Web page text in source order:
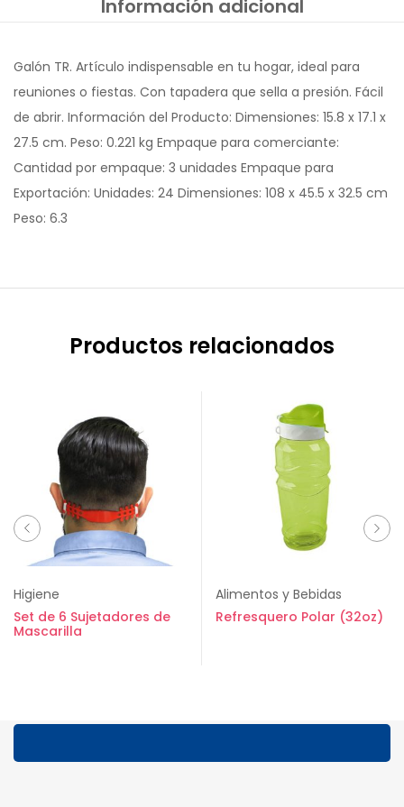
Información adicional
Galón TR. Artículo indispensable en tu hogar, ideal para
reuniones o fiestas. Con tapadera que sella a presión. Fácil
de abrir. Información del Producto: Dimensiones: 15.8 x 17.1 x
27.5 cm. Peso: 0.221 kg Empaque para comerciante:
Cantidad por empaque: 3 unidades Empaque para
Exportación: Unidades: 24 Dimensiones: 108 x 45.5 x 32.5 cm
Peso: 6.3
Productos relacionados
Higiene
Set de 6 Sujetadores de
Mascarilla
Alimentos y Bebidas
Refresquero Polar (32oz)